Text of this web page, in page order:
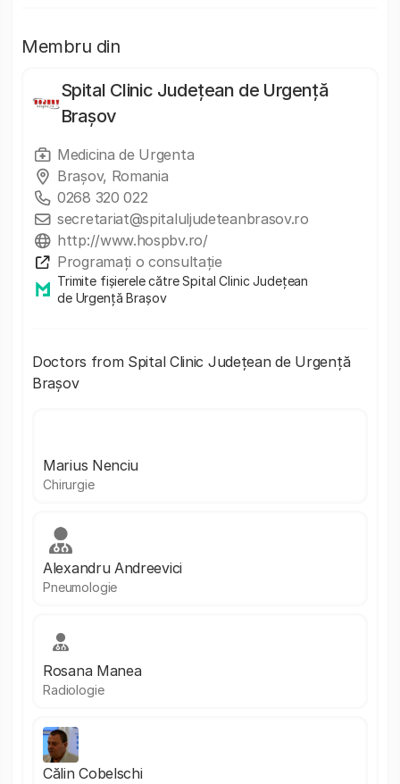
Membru din
Spital Clinic Județean de Urgență
Brașov
Medicina de Urgenta
Brașov, Romania
0268 320 022
secretariat@spitaluljudeteanbrasov.ro
http://www.hospbv.ro/
Programați o consultație
Trimite fișierele către Spital Clinic Județean
de Urgență Brașov
Doctors from Spital Clinic Județean de Urgență
Brașov
Marius Nenciu
Chirurgie
Alexandru Andreevici
Pneumologie
Rosana Manea
Radiologie
Călin Cobelschi